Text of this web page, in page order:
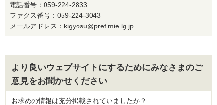
電話番号： 059-224-2833
ファクス番号：059-224-3043
メールアドレス： kigyosu@pref.mie.lg.jp
より良いウェブサイトにするためにみなさまのご
意見をお聞かせください
お求めの情報は充分掲載されていましたか？